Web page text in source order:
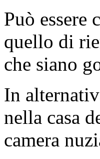
Può essere
quello di
che siano
In
nella casa
camera